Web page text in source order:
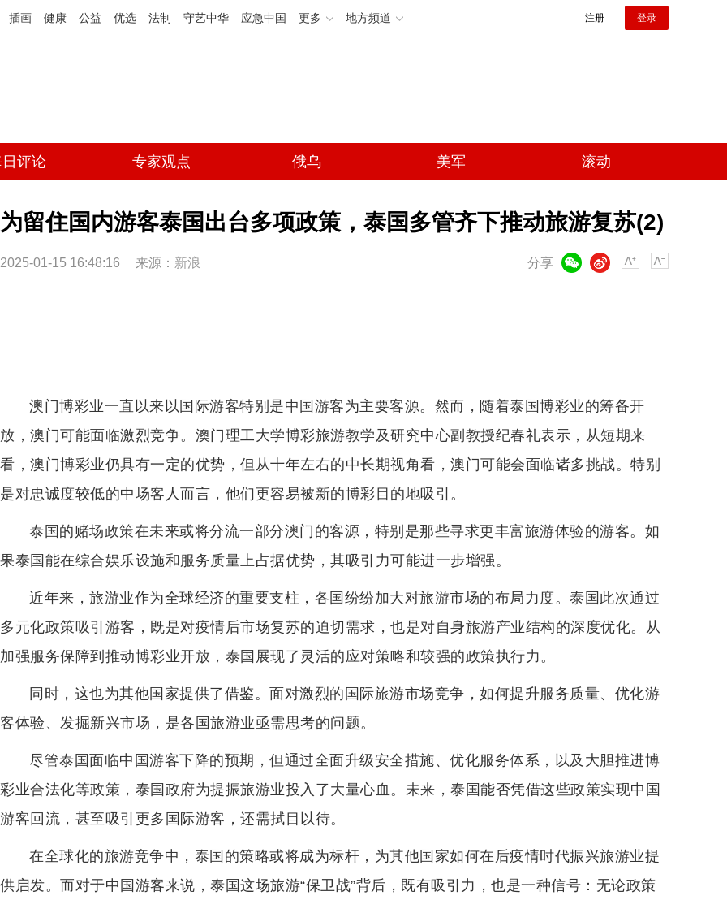
插画 健康 公益 优选 法制 守艺中华 应急中国 更多 地方频道 注册 登录
评论 专家观点 俄乌 美军 滚动
为留住国内游客泰国出台多项政策，泰国多管齐下推动旅游复苏(2)
2025-01-15 16:48:16 来源： 新浪 分享
微博
澳门博彩业一直以来以国际游客特别是中国游客为主要客源。然而，随着泰国博彩业的筹备开
放，澳门可能面临激烈竞争。澳门理工大学博彩旅游教学及研究中心副教授纪春礼表示，从短期来
看，澳门博彩业仍具有一定的优势，但从十年左右的中长期视角看，澳门可能会面临诸多挑战。特别
是对忠诚度较低的中场客人而言，他们更容易被新的博彩目的地吸引。
泰国的赌场政策在未来或将分流一部分澳门的客源，特别是那些寻求更丰富旅游体验的游客。如
果泰国能在综合娱乐设施和服务质量上占据优势，其吸引力可能进一步增强。
近年来，旅游业作为全球经济的重要支柱，各国纷纷加大对旅游市场的布局力度。泰国此次通过
多元化政策吸引游客，既是对疫情后市场复苏的迫切需求，也是对自身旅游产业结构的深度优化。从
加强服务保障到推动博彩业开放，泰国展现了灵活的应对策略和较强的政策执行力。
同时，这也为其他国家提供了借鉴。面对激烈的国际旅游市场竞争，如何提升服务质量、优化游
客体验、发掘新兴市场，是各国旅游业亟需思考的问题。
尽管泰国面临中国游客下降的预期，但通过全面升级安全措施、优化服务体系，以及大胆推进博
彩业合法化等政策，泰国政府为提振旅游业投入了大量心血。未来，泰国能否凭借这些政策实现中国
游客回流，甚至吸引更多国际游客，还需拭目以待。
在全球化的旅游竞争中，泰国的策略或将成为标杆，为其他国家如何在后疫情时代振兴旅游业提
供启发。而对于中国游客来说，泰国这场旅游“保卫战”背后，既有吸引力，也是一种信号：无论政策